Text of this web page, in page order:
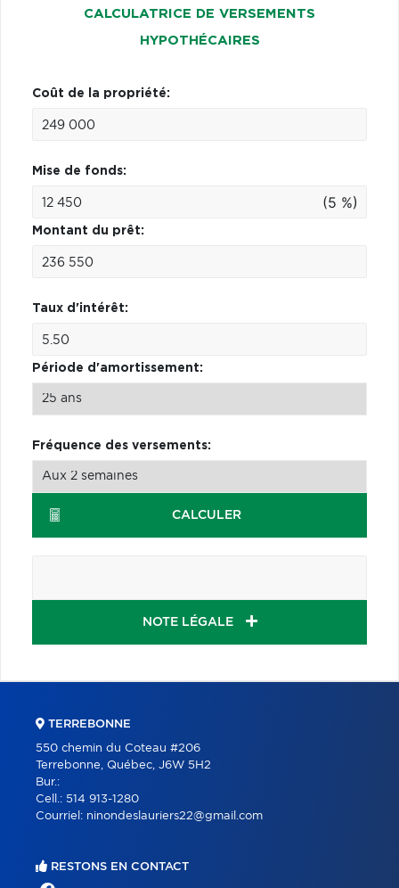
CALCULATRICE DE VERSEMENTS
HYPOTHÉCAIRES
Coût de la propriété:
Mise de fonds:
(5 %)
Montant du prêt:
Taux d'intérêt:
Période d'amortissement:
Fréquence des versements:
CALCULER
NOTE LÉGALE
TERREBONNE
550 chemin du Coteau #206
Terrebonne, Québec, J6W 5H2
Bur.:
Cell.: 514 913-1280
Courriel: ninondeslauriers22@gmail.com
RESTONS EN CONTACT